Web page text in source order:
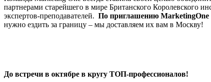
партнерами старейшего в мире Британского Королевского
экспертов-преподавателей. По приглашению MarketingOne
нужно ездить за границу – мы доставляем их вам в Москву!
До встречи в октябре в кругу ТОП-профессионалов!